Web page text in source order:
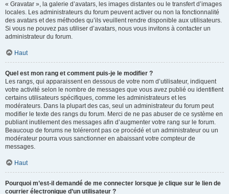
« Gravatar », la galerie d’avatars, les images distantes ou le transfert d’images
locales. Les administrateurs du forum peuvent activer ou non la fonctionnalité
des avatars et des méthodes qu’ils veuillent rendre disponible aux utilisateurs.
Si vous ne pouvez pas utiliser d’avatars, nous vous invitons à contacter un
administrateur du forum.
Haut
Quel est mon rang et comment puis-je le modifier ?
Les rangs, qui apparaissent en dessous de votre nom d’utilisateur, indiquent
votre activité selon le nombre de messages que vous avez publié ou identifient
certains utilisateurs spécifiques, comme les administrateurs et les
modérateurs. Dans la plupart des cas, seul un administrateur du forum peut
modifier le texte des rangs du forum. Merci de ne pas abuser de ce système en
publiant inutilement des messages afin d’augmenter votre rang sur le forum.
Beaucoup de forums ne toléreront pas ce procédé et un administrateur ou un
modérateur pourra vous sanctionner en abaissant votre compteur de
messages.
Haut
Pourquoi m’est-il demandé de me connecter lorsque je clique sur le lien de
courrier électronique d’un utilisateur ?